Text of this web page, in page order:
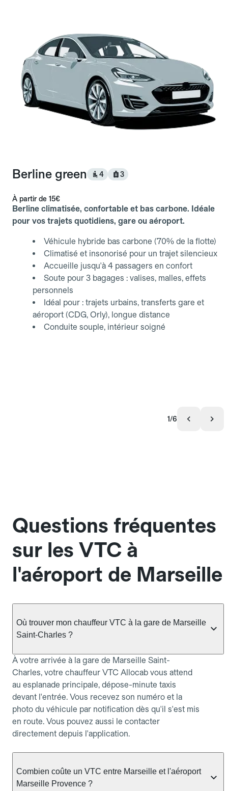
Berline green 4 3
À partir de 15€
Berline climatisée, confortable et bas carbone. Idéale
pour vos trajets quotidiens, gare ou aéroport.
Véhicule hybride bas carbone (70% de la flotte)
Climatisé et insonorisé pour un trajet silencieux
Accueille jusqu'à 4 passagers en confort
Soute pour 3 bagages : valises, malles, effets
personnels
Idéal pour : trajets urbains, transferts gare et
aéroport (CDG, Orly), longue distance
Conduite souple, intérieur soigné
1/6
Questions fréquentes
sur les VTC à
l'aéroport de Marseille
Où trouver mon chauffeur VTC à la gare de Marseille
Saint-Charles ?
À votre arrivée à la gare de Marseille Saint-
Charles, votre chauffeur VTC Allocab vous attend
au esplanade principale, dépose-minute taxis
devant l'entrée. Vous recevez son numéro et la
photo du véhicule par notification dès qu'il s'est mis
en route. Vous pouvez aussi le contacter
directement depuis l'application.
Combien coûte un VTC entre Marseille et l'aéroport
Marseille Provence ?